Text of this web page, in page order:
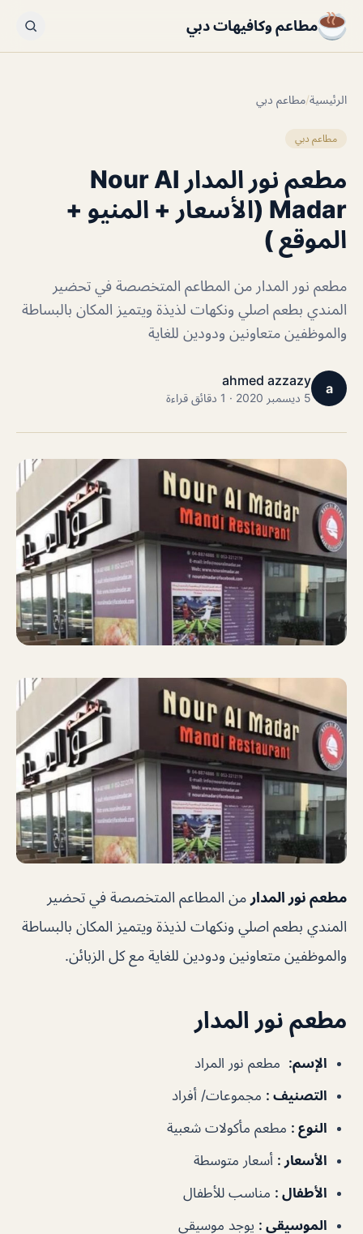
مطاعم وكافيهات دبي
الرئيسية/مطاعم دبي
مطاعم دبي
مطعم نور المدار Nour Al
Madar (الأسعار + المنيو +
الموقع )
مطعم نور المدار من المطاعم المتخصصة في تحضير
المندي بطعم اصلي ونكهات لذيذة ويتميز المكان بالبساطة
والموظفين متعاونين ودودين للغاية
a
ahmed azzazy
5 ديسمبر 2020 · 1 دقائق قراءة
مطعم نور المدار من المطاعم المتخصصة في تحضير
المندي بطعم اصلي ونكهات لذيذة ويتميز المكان بالبساطة
والموظفين متعاونين ودودين للغاية مع كل الزبائن.
مطعم نور المدار
الإسم: مطعم نور المراد
التصنيف : مجموعات/ أفراد
النوع : مطعم مأكولات شعبية
الأسعار : أسعار متوسطة
الأطفال : مناسب للأطفال
الموسيقى : يوجد موسيقى